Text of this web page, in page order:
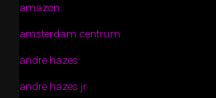
amazon
amsterdam centrum
andre hazes
andre hazes jr